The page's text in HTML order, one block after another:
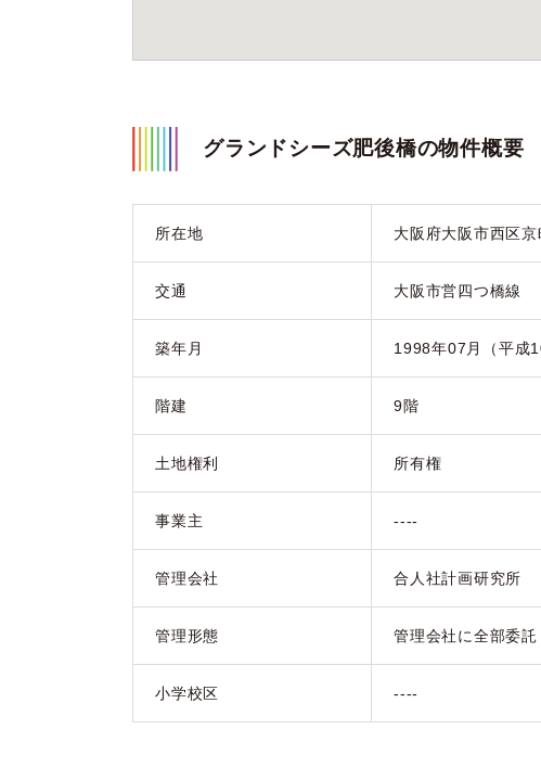
グランドシーズ肥後橋の物件概要
所在地 大阪府大阪市西区京
交通 大阪市営四つ橋線
築年月 1998年07月（平成
階建 9階
土地権利 所有権
事業主 ----
管理会社 合人社計画研究所
管理形態 管理会社に全部委託
小学校区 ----